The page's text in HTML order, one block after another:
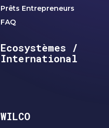
Prêts Entrepreneurs
FAQ
Ecosystèmes /
International
WILCO